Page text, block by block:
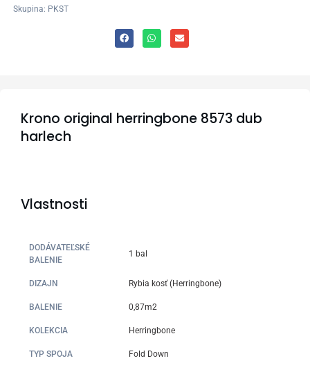
Skupina: PKST
Krono original herringbone 8573 dub
harlech
Vlastnosti
DODÁVATEĽSKÉ
BALENIE
1 bal
DIZAJN Rybia kosť (Herringbone)
BALENIE 0,87m2
KOLEKCIA Herringbone
TYP SPOJA Fold Down